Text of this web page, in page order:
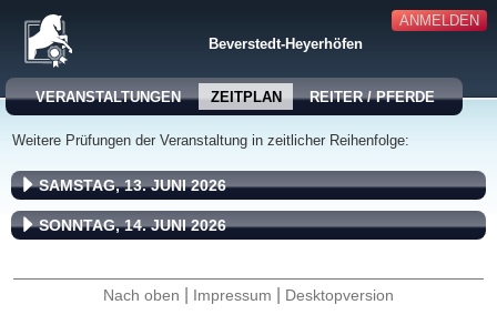
ANMELDEN
Beverstedt-Heyerhöfen
VERANSTALTUNGEN ZEITPLAN REITER / PFERDE
Weitere Prüfungen der Veranstaltung in zeitlicher Reihenfolge:
SAMSTAG, 13. JUNI 2026
SONNTAG, 14. JUNI 2026
Nach oben Impressum Desktopversion